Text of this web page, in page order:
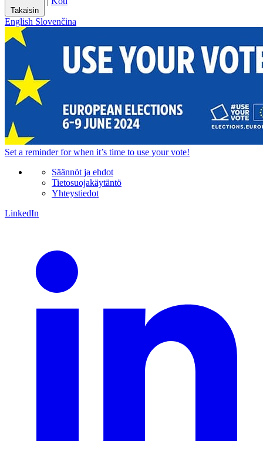
Takaisin
English Slovenčina
Set a reminderfor when it’s time to use your vote!
Säännöt ja ehdot
Tietosuojakäytäntö
Yhteystiedot
LinkedIn